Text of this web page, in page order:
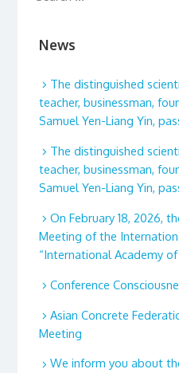
News
The distinguished
teacher, businessman,
Samuel Yen-Liang Yin,
The distinguished
teacher, businessman,
Samuel Yen-Liang Yin,
On February 18, 2026,
Meeting of the
“International Academy of
Conference
Asian Concrete
Meeting
We inform you about